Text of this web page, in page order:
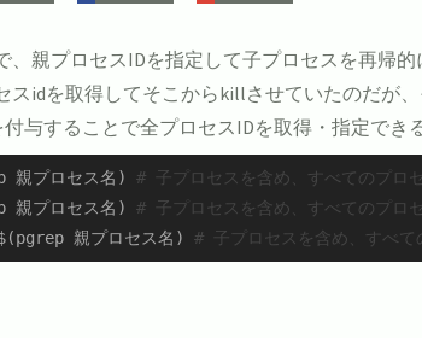
、親プロセスIDを指定して子プロセスを再帰
スidを取得してそこからkillさせていたのだが
与することで全プロセスIDを取得・指定でき
プロセス名) # 子プロセスを含め、すべてのプロ
プロセス名) # 子プロセスを含め、すべてのプ
親プロセス名) # 子プロセスを含め、すべ